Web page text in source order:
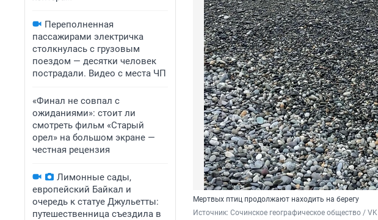
Переполненная
пассажирами электричка
столкнулась с грузовым
поездом — десятки человек
пострадали. Видео с места ЧП
«Финал не совпал с
ожиданиями»: стоит ли
смотреть фильм «Старый
орел» на большом экране —
честная рецензия
Лимонные сады,
европейский Байкал и
очередь к статуе Джульетты:
путешественница съездила в
Мертвых птиц продолжают находить на берегу
Источник: Сочинское географическое общество / VK